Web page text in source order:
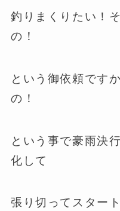
釣りまくりたい！
の！
という御依頼です
の！
という事で豪雨決
化して
張り切ってスター